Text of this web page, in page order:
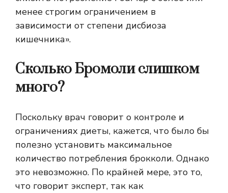
менее строгим ограничением в
зависимости от степени дисбиоза
кишечника».
Сколько Бромоли слишком
много?
Поскольку врач говорит о контроле и
ограничениях диеты, кажется, что было бы
полезно установить максимальное
количество потребления брокколи. Однако
это невозможно. По крайней мере, это то,
что говорит эксперт, так как